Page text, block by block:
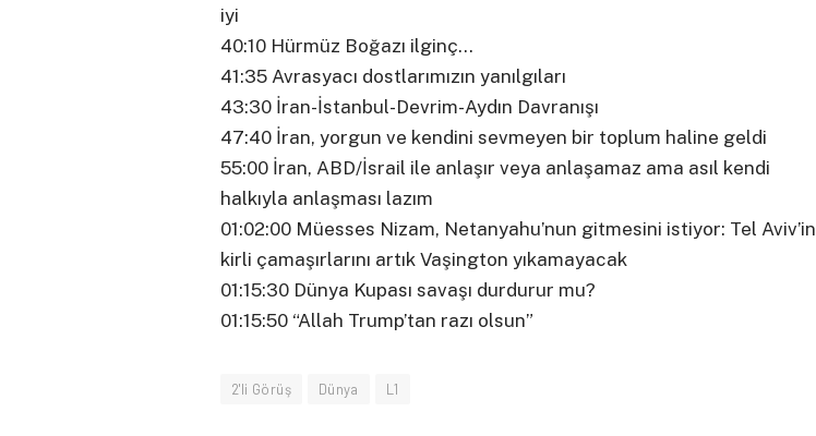
iyi
40:10 Hürmüz Boğazı ilginç…
41:35 Avrasyacı dostlarımızın yanılgıları
43:30 İran-İstanbul-Devrim-Aydın Davranışı
47:40 İran, yorgun ve kendini sevmeyen bir toplum haline geldi
55:00 İran, ABD/İsrail ile anlaşır veya anlaşamaz ama asıl kendi
halkıyla anlaşması lazım
01:02:00 Müesses Nizam, Netanyahu’nun gitmesini istiyor: Tel Aviv’in
kirli çamaşırlarını artık Vaşington yıkamayacak
01:15:30 Dünya Kupası savaşı durdurur mu?
01:15:50 “Allah Trump’tan razı olsun”
2'li Görüş Dünya L1